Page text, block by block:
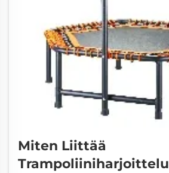
Miten Liittää
Trampoliiniharjoittelu